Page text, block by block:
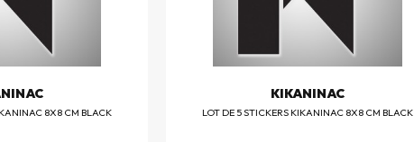
8X8 CM BLACK
KIKANINAC
LOT DE 5 STICKERS KIKANINAC 8X8 CM BLACK